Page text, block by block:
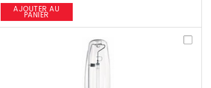
AJOUTER AU
PANIER